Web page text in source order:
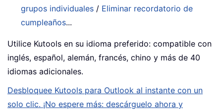
grupos individuales / Eliminar recordatorio de
cumpleaños...
Utilice Kutools en su idioma preferido: compatible con
inglés, español, alemán, francés, chino y más de 40
idiomas adicionales.
Desbloquee Kutools para Outlook al instante con un
solo clic. ¡No espere más: descárguelo ahora y